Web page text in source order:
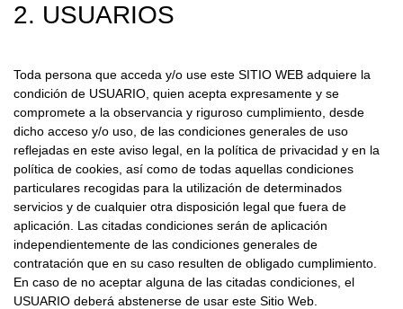
2. USUARIOS
Toda persona que acceda y/o use este SITIO WEB adquiere la
condición de USUARIO, quien acepta expresamente y se
compromete a la observancia y riguroso cumplimiento, desde
dicho acceso y/o uso, de las condiciones generales de uso
reflejadas en este aviso legal, en la política de privacidad y en la
política de cookies, así como de todas aquellas condiciones
particulares recogidas para la utilización de determinados
servicios y de cualquier otra disposición legal que fuera de
aplicación. Las citadas condiciones serán de aplicación
independientemente de las condiciones generales de
contratación que en su caso resulten de obligado cumplimiento.
En caso de no aceptar alguna de las citadas condiciones, el
USUARIO deberá abstenerse de usar este Sitio Web.